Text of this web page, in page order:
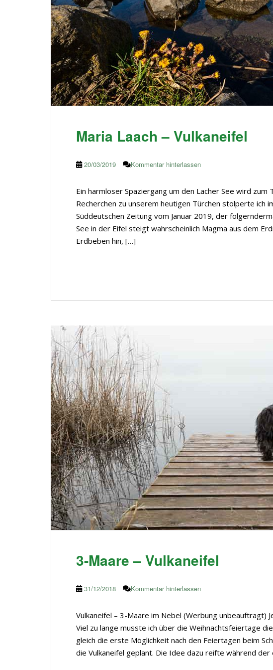
Maria Laach – Vulkaneifel
20/03/2019 Kommentar hinterlassen
Ein harmloser Spaziergang um den Lacher See wird zum
Recherchen zu unserem heutigen Türchen stolperte ich
Süddeutschen Zeitung vom Januar 2019, der
See in der Eifel steigt wahrscheinlich Magma aus dem
Erdbeben hin, […]
3-Maare – Vulkaneifel
31/12/2018 Kommentar hinterlassen
Vulkaneifel – 3-Maare im Nebel (Werbung unbeauftragt)
Viel zu lange musste ich über die Weihnachtsfeiertage
gleich die erste Möglichkeit nach den Feiertagen beim
die Vulkaneifel geplant. Die Idee dazu reifte während der